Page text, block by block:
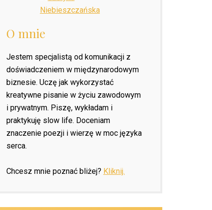
O mnie
Jestem specjalistą od komunikacji z
doświadczeniem w międzynarodowym
biznesie. Uczę jak wykorzystać
kreatywne pisanie w życiu zawodowym
i prywatnym. Piszę, wykładam i
praktykuję slow life. Doceniam
znaczenie poezji i wierzę w moc języka
serca.
Chcesz mnie poznać bliżej? Kliknij.